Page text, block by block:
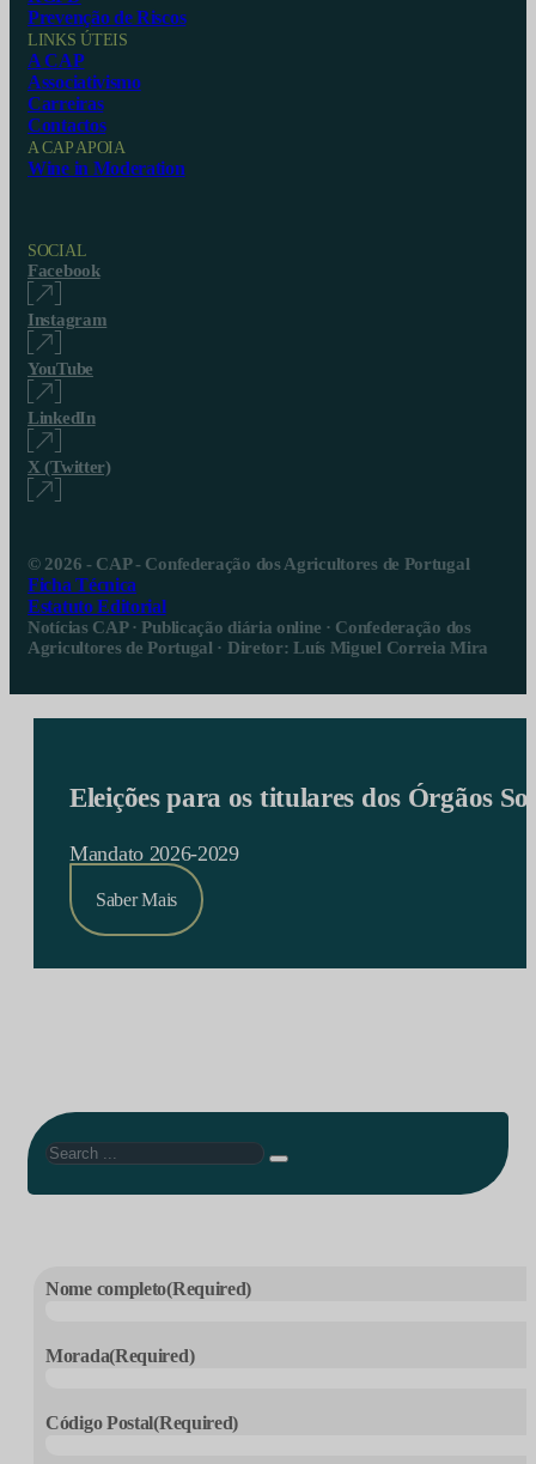
Prevenção de Riscos
LINKS ÚTEIS
A CAP
Associativismo
Carreiras
Contactos
A CAP APOIA
Wine in Moderation
SOCIAL
Facebook
Instagram
YouTube
LinkedIn
X (Twitter)
© 2026 - CAP - Confederação dos Agricultores de Portugal
Ficha Técnica
Estatuto Editorial
Notícias CAP · Publicação diária online · Confederação dos
Agricultores de Portugal · Diretor: Luís Miguel Correia Mira
Eleições para os titulares dos Órgãos
Mandato 2026-2029
Saber Mais
Search
Nome completo(Required)
Morada(Required)
Código Postal(Required)